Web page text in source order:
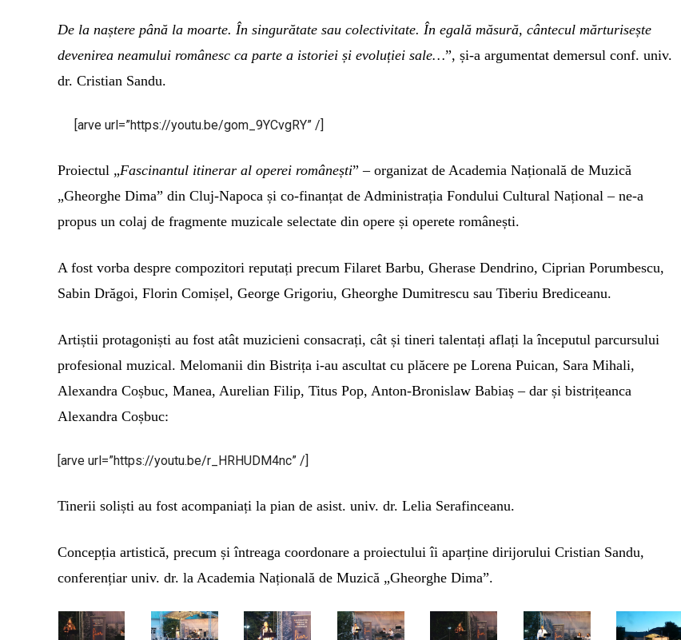
De la naștere până la moarte. În singurătate sau colectivitate. În egală măsură, cântecul mărturisește
devenirea neamului românesc ca parte a istoriei și evoluției sale…”, și-a argumentat demersul conf. univ.
dr. Cristian Sandu.
[arve url=”https://youtu.be/gom_9YCvgRY” /]
Proiectul „Fascinantul itinerar al operei românești” – organizat de Academia Națională de Muzică
„Gheorghe Dima” din Cluj-Napoca și co-finanțat de Administrația Fondului Cultural Național – ne-a
propus un colaj de fragmente muzicale selectate din opere și operete românești.
A fost vorba despre compozitori reputați precum Filaret Barbu, Gherase Dendrino, Ciprian Porumbescu,
Sabin Drăgoi, Florin Comișel, George Grigoriu, Gheorghe Dumitrescu sau Tiberiu Brediceanu.
Artiștii protagoniști au fost atât muzicieni consacrați, cât și tineri talentați aflați la începutul parcursului
profesional muzical. Melomanii din Bistrița i-au ascultat cu plăcere pe Lorena Puican, Sara Mihali,
Alexandra Coșbuc, Manea, Aurelian Filip, Titus Pop, Anton-Bronislaw Babiaș – dar și bistrițeanca
Alexandra Coșbuc:
[arve url=”https://youtu.be/r_HRHUDM4nc” /]
Tinerii soliști au fost acompaniați la pian de asist. univ. dr. Lelia Serafinceanu.
Concepția artistică, precum și întreaga coordonare a proiectului îi aparține dirijorului Cristian Sandu,
conferențiar univ. dr. la Academia Națională de Muzică „Gheorghe Dima”.